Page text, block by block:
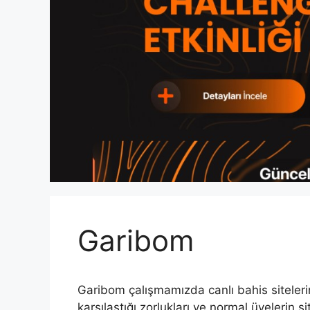
Garibom
Garibom çalışmamızda canlı bahis